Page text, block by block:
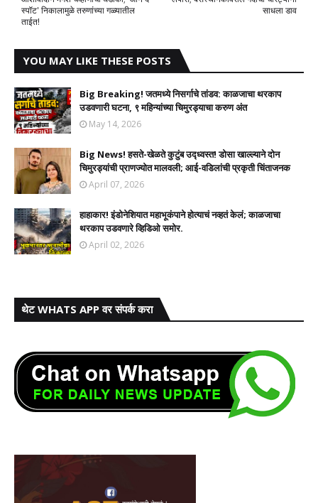
साधला डाव
स्पॉट' निकालामुळे तरुणांच्या गळ्यातील
ताईत!
YOU MAY LIKE THESE POSTS
Big Breaking! जतमध्ये निसर्गाचे तांडव: काळजाचा थरकाप
उडवणारी घटना, ९ महिन्यांच्या चिमुरड्याचा करुण अंत
May 14, 2026
Big News! हसते-खेळते कुटुंब उद्ध्वस्त! डोसा खाल्ल्याने दोन
चिमुरड्यांची प्राणज्योत मालवली; आई-वडिलांची प्रकृती चिंताजनक
April 07, 2026
हाहाकार! इंडोनेशियात महाभूकंपाने होत्याचं नव्हतं केलं; काळजाचा
थरकाप उडवणारे व्हिडिओ समोर.
April 02, 2026
थेट WHATS APP वर संपर्क करा